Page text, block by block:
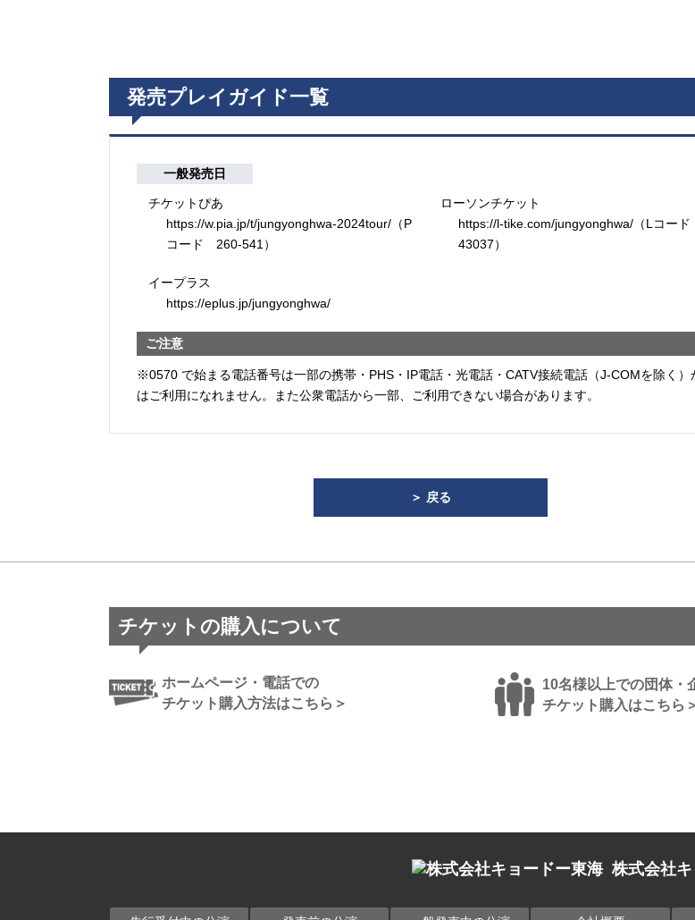
発売プレイガイド一覧
一般発売日
チケットぴあ
https://w.pia.jp/t/jungyonghwa-2024tour/（P
コード 260-541）
ローソンチケット
https://l-tike.com/jungyonghwa/（Lコード
43037）
イープラス
https://eplus.jp/jungyonghwa/
ご注意
※0570 で始まる電話番号は一部の携帯・PHS・IP電話・光電話・CATV接続電話（J-COMを除く）
はご利用になれません。また公衆電話から一部、ご利用できない場合があります。
＞ 戻る
チケットの購入について
ホームページ・電話での
チケット購入方法はこちら＞
10名様以上での団体・
チケット購入はこちら
株式会社